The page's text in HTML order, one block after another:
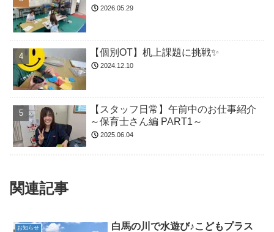
2026.05.29
【個別OT】机上課題に挑戦✨
2024.12.10
【スタッフ日常】午前中のお仕事紹介
～保育士さん編 PART1～
2025.06.04
関連記事
お知らせ
白馬の川で水遊び♪こどもプラス